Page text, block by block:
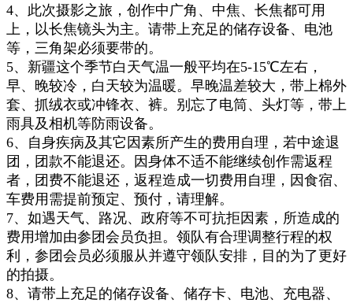
4、此次摄影之旅，创作中广角、中焦、长焦都可用
上 ，以长焦镜头为主。请带上充足的储存设备、电池
等，三角架必须要带的。
5、 新疆这个季节白天气温一般平均在5-15℃左右，
早、晚较冷，白天较为温暖。早晚温差较大，带上棉外
套、 抓绒衣或冲锋衣、裤。别忘了电筒、头灯等，带上
雨具及相机等防雨设备。
6、自身疾病及其它因素所产生的费用自理，若中途退
团，团款不能退还。因身体不适不能继续创作需返程
者，团费不能退还，返程造成一切费用自理，因食宿、
车费用需提前预定、预付，请理解。
7、如遇天气、路况、政府等不可抗拒因素，所造成的
费用增加由参团会员负担。领队有合理调整行程的权
利，参团会员必须服从并遵守领队安排，目的为了更好
的拍摄。
8、请带上充足的储存设备、储存卡、电池、充电器、